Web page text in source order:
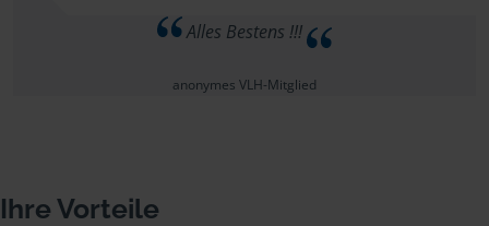
Alles Bestens !!!
anonymes VLH-Mitglied
Ihre Vorteile